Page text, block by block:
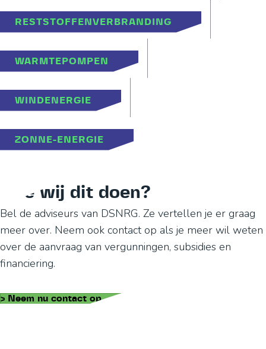
RESTSTOFFENVERBRANDING
WARMTEPOMPEN
WINDENERGIE
ZONNE-ENERGIE
Hoe wij dit doen?
Bel de adviseurs van DSNRG. Ze vertellen je er graag
meer over. Neem ook contact op als je meer wil weten
over de aanvraag van vergunningen, subsidies en
financiering.
> Neem nu contact op